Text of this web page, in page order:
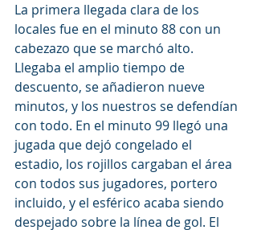
La primera llegada clara de los
locales fue en el minuto 88 con un
cabezazo que se marchó alto.
Llegaba el amplio tiempo de
descuento, se añadieron nueve
minutos, y los nuestros se defendían
con todo. En el minuto 99 llegó una
jugada que dejó congelado el
estadio, los rojillos cargaban el área
con todos sus jugadores, portero
incluido, y el esférico acaba siendo
despejado sobre la línea de gol. El